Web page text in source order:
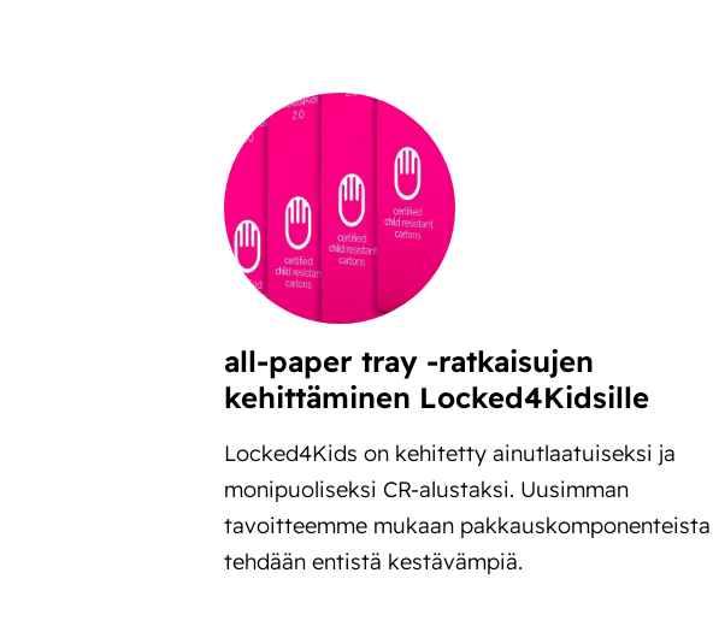
all-paper tray -ratkaisujen
kehittäminen Locked4Kidsille
Locked4Kids on kehitetty ainutlaatuiseksi ja
monipuoliseksi CR-alustaksi. Uusimman
tavoitteemme mukaan pakkauskomponenteista
tehdään entistä kestävämpiä.